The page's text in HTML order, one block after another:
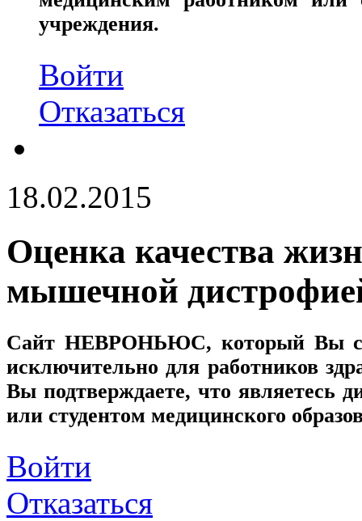
учреждения.
Войти
Отказаться
18.02.2015
Оценка качества
мышечной
Сайт НЕВРОНЬЮС, который Вы
исключительно для работников
Вы подтверждаете, что являетесь
или студентом медицинского
Войти
Отказаться